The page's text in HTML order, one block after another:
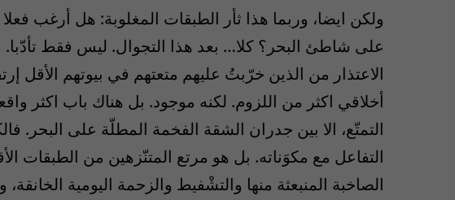
ولكن ايضا، وربما هذا ثأر الطبقات المغلوبة: هل أرغب
على شاطئ البحر؟ كلا… بعد هذا التجوال. ليس فقط
الاعتذار من الذين خرّبتُ عليهم متعتهم في بيوتهم الأقل
أخلاقي اكثر من اللزوم. لكنه موجود. بل هناك باب اكثر
التمتّع، الا بين جدران الشقة الفخمة المطلّة على
التفاعل مع مكوَناته. بل هو مرتع المتنّزهين من الطبقات
الصاخبة المنبعثة منها والتشْفيط والزحمة اليومية